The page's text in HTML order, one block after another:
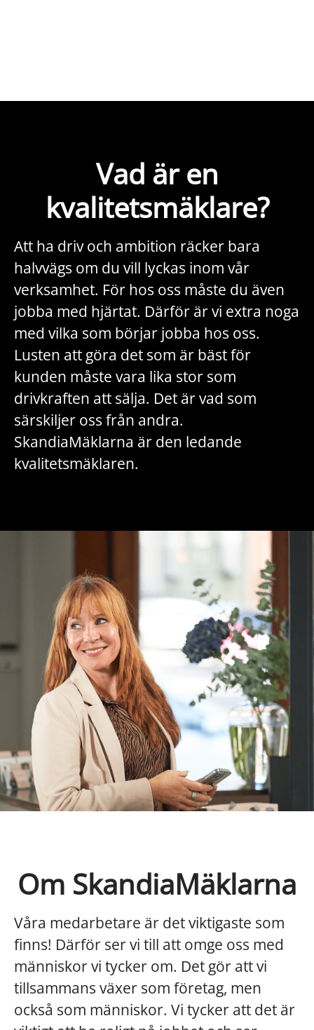
Vad är en
kvalitetsmäklare?
Att ha driv och ambition räcker bara
halvvägs om du vill lyckas inom vår
verksamhet. För hos oss måste du även
jobba med hjärtat. Därför är vi extra noga
med vilka som börjar jobba hos oss.
Lusten att göra det som är bäst för
kunden måste vara lika stor som
drivkraften att sälja. Det är vad som
särskiljer oss från andra.
SkandiaMäklarna är den ledande
kvalitetsmäklaren.
Om SkandiaMäklarna
Våra medarbetare är det viktigaste som
finns! Därför ser vi till att omge oss med
människor vi tycker om. Det gör att vi
tillsammans växer som företag, men
också som människor. Vi tycker att det är